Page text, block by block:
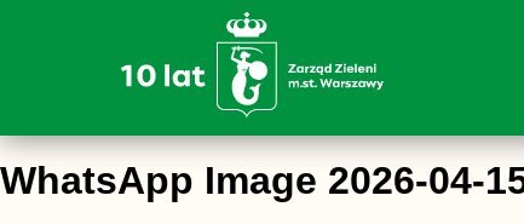
WhatsApp Image 2026-04-